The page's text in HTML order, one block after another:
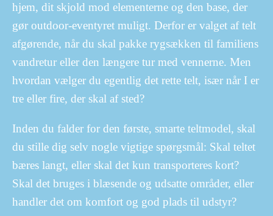
hjem, dit skjold mod elementerne og den base, der
gør outdoor-eventyret muligt. Derfor er valget af telt
afgørende, når du skal pakke rygsækken til familiens
vandretur eller den længere tur med vennerne. Men
hvordan vælger du egentlig det rette telt, især når I er
tre eller fire, der skal af sted?
Inden du falder for den første, smarte teltmodel, skal
du stille dig selv nogle vigtige spørgsmål: Skal teltet
bæres langt, eller skal det kun transporteres kort?
Skal det bruges i blæsende og udsatte områder, eller
handler det om komfort og god plads til udstyr?